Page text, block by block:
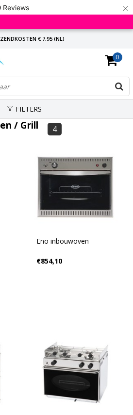
Reviews ×
€ 7,95 (NL)
VANAF € 65,-
3 WERKDAGEN ANTWOORD
0
FILTERS
/ Grill 4
Eno inbouwoven
€854,10